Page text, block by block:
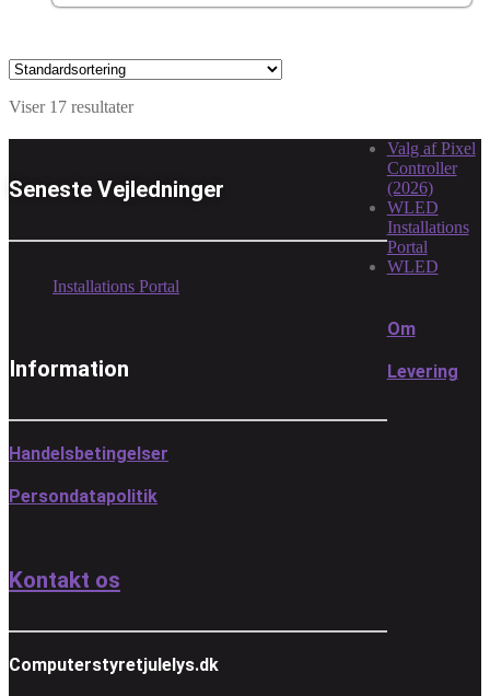
Viser 17 resultater
Seneste Vejledninger
Valg af Pixel
Controller
(2026)
WLED
Installations
Portal
WLED
Installations Portal
Information
Om
Levering
Handelsbetingelser
Persondatapolitik
Kontakt os
Computerstyretjulelys.dk